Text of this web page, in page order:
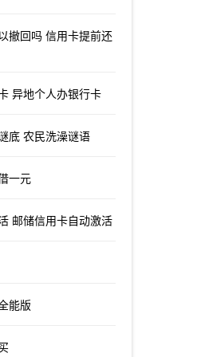
撤回吗 信用卡提前还
异地个人办银行卡
底 农民洗澡谜语
一元
邮储信用卡自动激活
能版